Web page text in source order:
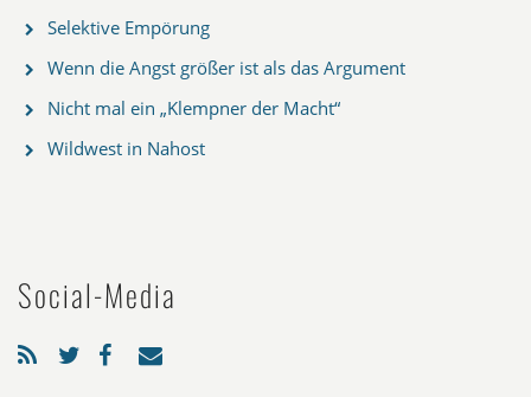
Selektive Empörung
Wenn die Angst größer ist als das Argument
Nicht mal ein „Klempner der Macht“
Wildwest in Nahost
Social-Media